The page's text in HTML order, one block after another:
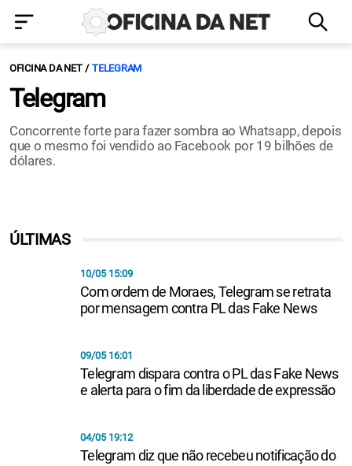
OFICINA DA NET TELEGRAM
Telegram
Concorrente forte para fazer sombra ao Whatsapp, depois
que o mesmo foi vendido ao Facebook por 19 bilhões de
dólares.
ÚLTIMAS
10/05 15:09
Com ordem de Moraes, Telegram se retrata
por mensagem contra PL das Fake News
09/05 16:01
Telegram dispara contra o PL das Fake News
e alerta para o fim da liberdade de expressão
04/05 19:12
Telegram diz que não recebeu notificação do